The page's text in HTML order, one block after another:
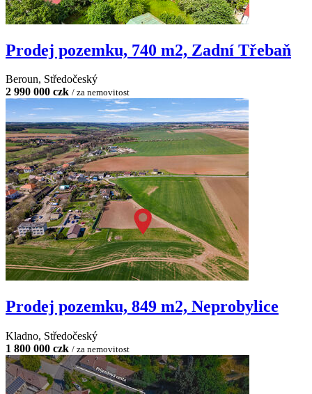
Prodej pozemku, 740 m2, Zadní Třebaň
Beroun, Středočeský
2 990 000 czk / za nemovitost
Prodej pozemku, 849 m2, Neprobylice
Kladno, Středočeský
1 800 000 czk / za nemovitost